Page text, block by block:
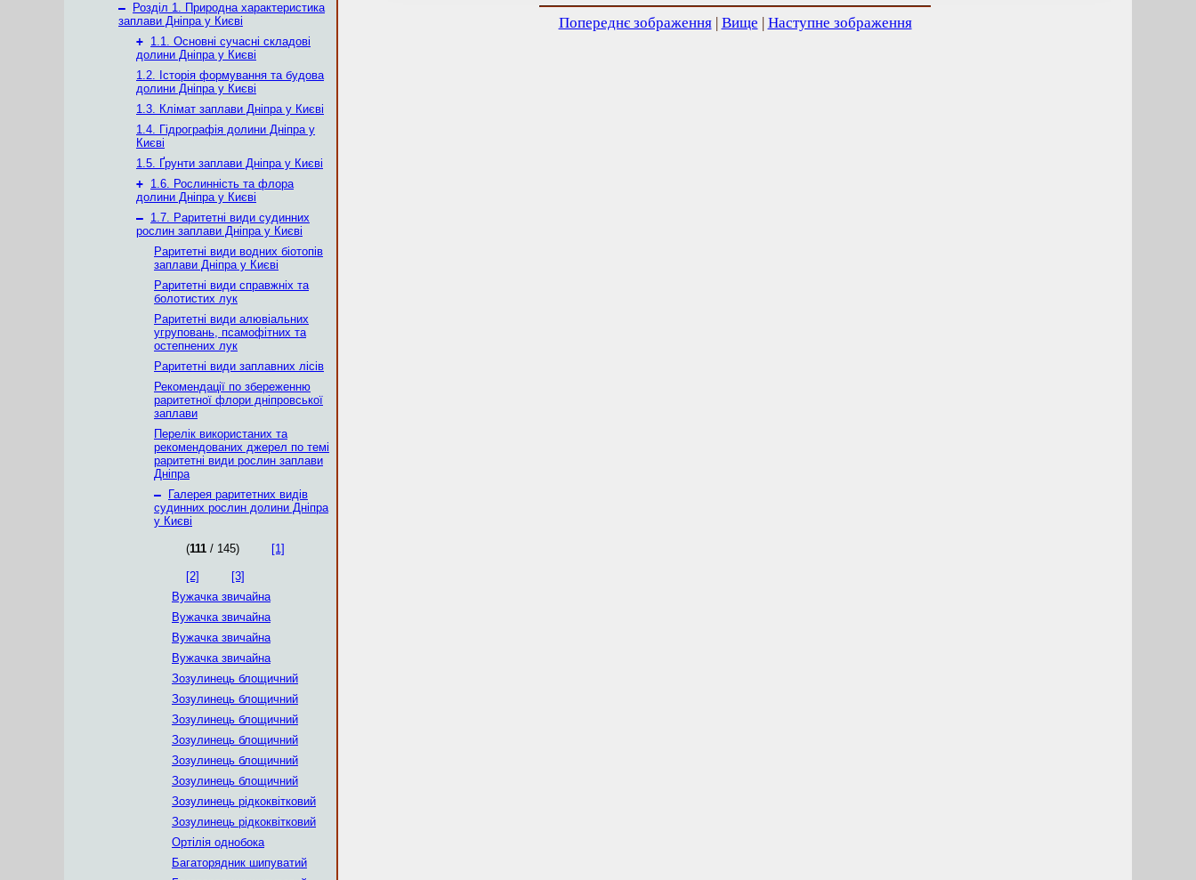
–
Розділ 1. Природна характеристика
заплави Дніпра у Києві
+ 1.1. Основні сучасні складові
долини Дніпра у Києві
1.2. Історія формування та будова
долини Дніпра у Києві
1.3. Клімат заплави Дніпра у Києві
1.4. Гідрографія долини Дніпра у
Києві
1.5. Ґрунти заплави Дніпра у Києві
+ 1.6. Рослинність та флора
долини Дніпра у Києві
– 1.7. Раритетні види судинних
рослин заплави Дніпра у Києві
Раритетні види водних біотопів
заплави Дніпра у Києві
Раритетні види справжніх та
болотистих лук
Раритетні види алювіальних
угруповань, псамофітних та
остепнених лук
Раритетні види заплавних лісів
Рекомендації по збереженню
раритетної флори дніпровської
заплави
Перелік використаних та
рекомендованих джерел по темі
раритетні види рослин заплави
Дніпра
–
Галерея раритетних видів
судинних рослин долини Дніпра
у Києві
(111 / 145) [1]
[2]
[3]
Вужачка звичайна
Вужачка звичайна
Вужачка звичайна
Вужачка звичайна
Зозулинець блощичний
Зозулинець блощичний
Зозулинець блощичний
Зозулинець блощичний
Зозулинець блощичний
Зозулинець блощичний
Зозулинець рідкоквітковий
Зозулинець рідкоквітковий
Ортілія однобока
Багаторядник шипуватий
Попереднє зображення| Вище | Наступне зображення